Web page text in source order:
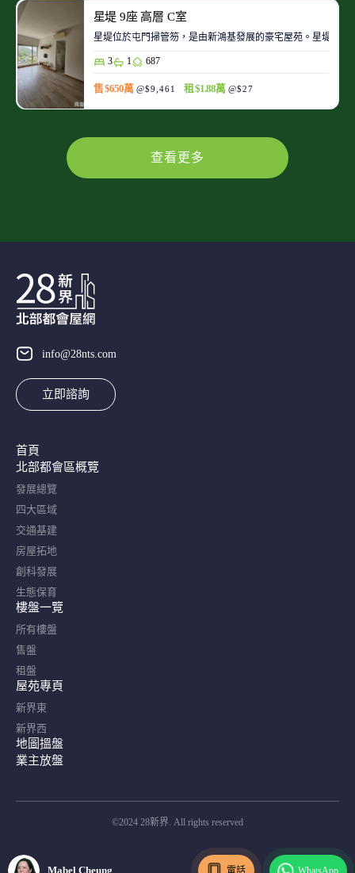
星堤 9座 高層 C室
星堤位於屯門掃管笏，是由新鴻基發展的豪宅屋苑。星堤鄰
3 1 687
售 $650萬 @$9,461 租 $1.88萬 @$27
查看更多
info@28nts.com
立即諮詢
首頁
北部都會區概覽​
發展總覽
四大區域
交通基建
房屋拓地
創科發展
生態保育
樓盤一覽
所有樓盤
售盤
租盤
屋苑專頁
新界東
新界西
地圖搵盤
業主放盤
©2024 28新界. All rights reserved
Mabel Cheung 電話 WhatsApp